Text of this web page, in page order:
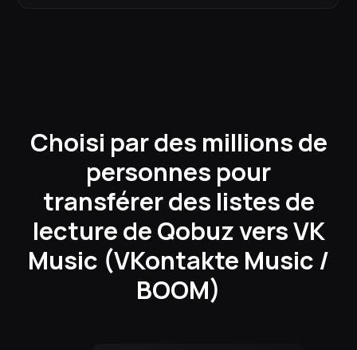
Choisi par des millions de
personnes pour
transférer des listes de
lecture de Qobuz vers VK
Music (VKontakte Music /
BOOM)